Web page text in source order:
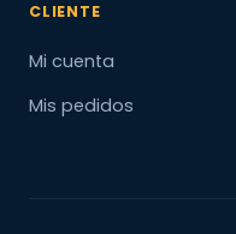
CLIENTE
Mi cuenta
Mis pedidos